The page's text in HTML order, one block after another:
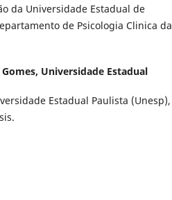
da Universidade Estadual de
de Psicologia Clinica da
Universidade Estadual
Estadual Paulista (Unesp),